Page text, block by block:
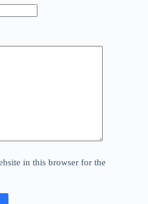
in this browser for the